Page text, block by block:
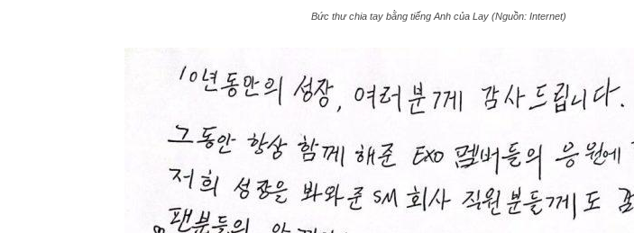
Bức thư chia tay bằng tiếng Anh của Lay (Nguồn: Internet)